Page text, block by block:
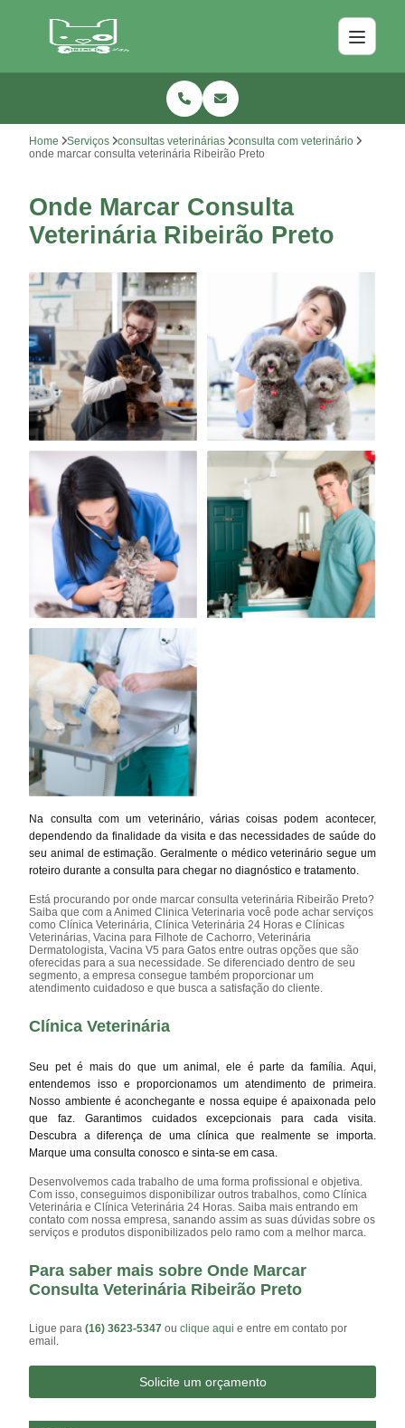
Home Serviços consultas veterinárias
consulta com veterinário
onde marcar consulta veterinária Ribeirão Preto
Onde Marcar Consulta
Veterinária Ribeirão Preto
Na consulta com um veterinário, várias coisas podem acontecer,
dependendo da finalidade da visita e das necessidades de saúde do
seu animal de estimação. Geralmente o médico veterinário segue um
roteiro durante a consulta para chegar no diagnóstico e tratamento.
Está procurando por onde marcar consulta veterinária Ribeirão Preto?
Saiba que com a Animed Clinica Veterinaria você pode achar serviços
como Clínica Veterinária, Clínica Veterinária 24 Horas e Clínicas
Veterinárias, Vacina para Filhote de Cachorro, Veterinária
Dermatologista, Vacina V5 para Gatos entre outras opções que são
oferecidas para a sua necessidade. Se diferenciado dentro de seu
segmento, a empresa consegue também proporcionar um
atendimento cuidadoso e que busca a satisfação do cliente.
Clínica Veterinária
Seu pet é mais do que um animal, ele é parte da família. Aqui,
entendemos isso e proporcionamos um atendimento de primeira.
Nosso ambiente é aconchegante e nossa equipe é apaixonada pelo
que faz. Garantimos cuidados excepcionais para cada visita.
Descubra a diferença de uma clínica que realmente se importa.
Marque uma consulta conosco e sinta-se em casa.
Desenvolvemos cada trabalho de uma forma profissional e objetiva.
Com isso, conseguimos disponibilizar outros trabalhos, como Clínica
Veterinária e Clínica Veterinária 24 Horas. Saiba mais entrando em
contato com nossa empresa, sanando assim as suas dúvidas sobre os
serviços e produtos disponibilizados pelo ramo com a melhor marca.
Para saber mais sobre Onde Marcar
Consulta Veterinária Ribeirão Preto
Ligue para(16) 3623-5347ouclique aqui e entre em contato por
email.
Solicite um orçamento